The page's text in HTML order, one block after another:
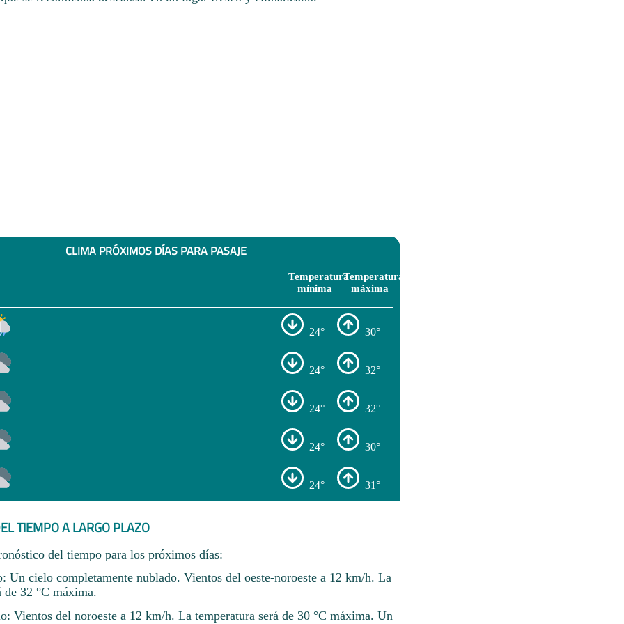
CLIMA PRÓXIMOS DÍAS PARA PASAJE
Temperatura
mínima
Temperatura
máxima
24° 30°
24° 32°
24° 32°
24° 30°
24° 31°
TIEMPO A LARGO PLAZO
del tiempo para los próximos días:
Un cielo completamente nublado. Vientos del oeste-noroeste a 12 km/h. La
de 32 °C máxima.
Vientos del noroeste a 12 km/h. La temperatura será de 30 °C máxima. Un